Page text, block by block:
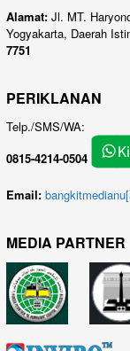
Alamat: Jl. MT.
Yogyakarta, Daerah
7751
PERIKLANAN
Telp./SMS/WA:
0815-4214-0504
Email:
MEDIA PARTNER